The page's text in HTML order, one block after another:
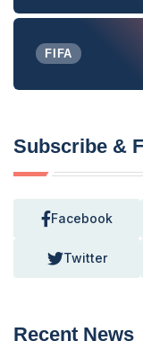
FIFA
Subscribe &
Facebook
Twitter
Recent News